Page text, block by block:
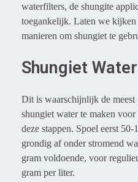
waterfilters, de shungite
toegankelijk. Laten we kijken
manieren om shungiet te
Shungiet
Dit is waarschijnlijk de meest
shungiet water te maken
deze stappen. Spoel eerst
grondig af onder stromend
gram voldoende, voor
gram per liter.